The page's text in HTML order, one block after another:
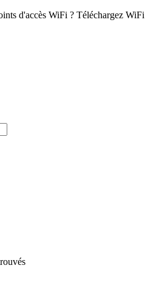
d'accès WiFi ? Téléchargez WiFi